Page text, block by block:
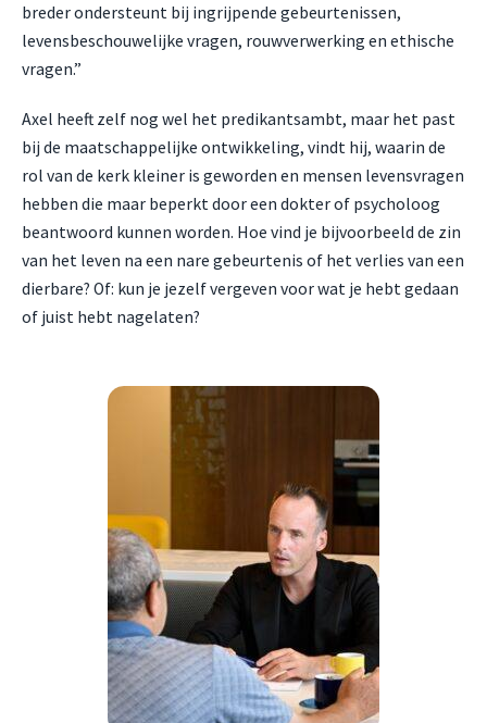
breder ondersteunt bij ingrijpende gebeurtenissen,
levensbeschouwelijke vragen, rouwverwerking en ethische
vragen.”
Axel heeft zelf nog wel het predikantsambt, maar het past
bij de maatschappelijke ontwikkeling, vindt hij, waarin de
rol van de kerk kleiner is geworden en mensen levensvragen
hebben die maar beperkt door een dokter of psycholoog
beantwoord kunnen worden. Hoe vind je bijvoorbeeld de zin
van het leven na een nare gebeurtenis of het verlies van een
dierbare? Of: kun je jezelf vergeven voor wat je hebt gedaan
of juist hebt nagelaten?